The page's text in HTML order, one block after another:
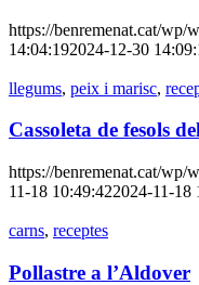
https://benremenat.cat/wp/
14:04:192024-12-30
llegums, peix i marisc,
Cassoleta de fesols
https://benremenat.cat/wp/
11-18 10:49:422024-11-18
carns, receptes
Pollastre a l’Aldover